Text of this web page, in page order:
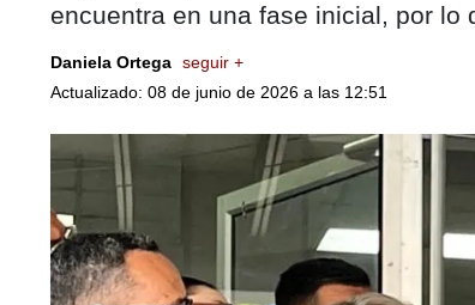
encuentra en una fase inicial, por
Daniela Ortega seguir +
Actualizado: 08 de junio de 2026 a las 12:51